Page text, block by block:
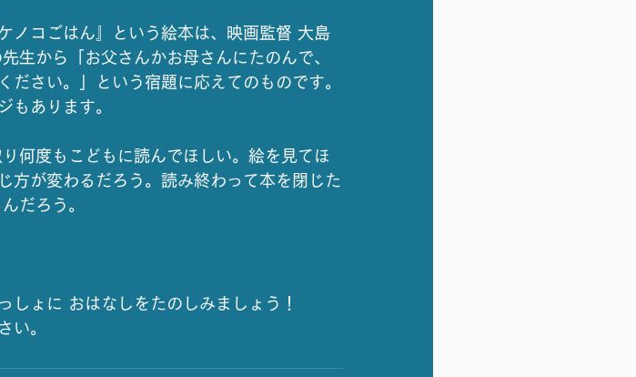
ノコごはん』という絵本は、映画監督 大島
生から「お父さんかお母さんにたのんで、
ださい。」という宿題に応えてのものです。
もあります。
何度もこどもに読んでほしい。絵を見てほ
方が変わるだろう。読み終わって本を閉じた
だろう。
しょに おはなしをたのしみましょう！
い。